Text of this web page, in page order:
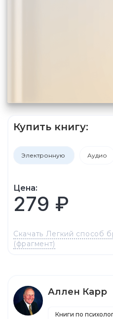
Купить книгу:
Электронную Аудио
Цена:
279 ₽
Скачать Легкий способ
(фрагмент)
Аллен Карр
Книги по